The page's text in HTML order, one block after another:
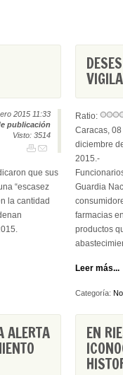
2015 11:33
publicación
Visto: 3514
que sus
“escasez
la cantidad
Ratio:
Caracas,
diciembre
2015.-
Guardia
farmacias
productos
Leer más...
Categoría:
ALERTA EN